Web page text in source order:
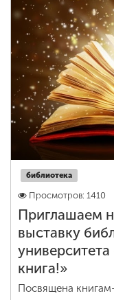
библиотека
Просмотров: 1410
Приглашаем
выставку
книга!»
Посвящена